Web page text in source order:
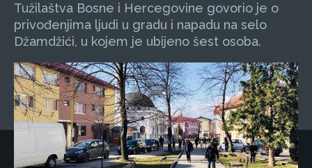
Tužilaštva Bosne i Hercegovine govorio je o
privođenjima ljudi u gradu i napadu na selo
Džamdžići, u kojem je ubijeno šest osoba.